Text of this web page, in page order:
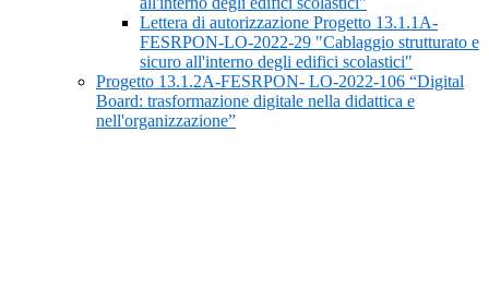
Lettera di autorizzazione Progetto 13.1.1A-
FESRPON-LO-2022-29 "Cablaggio strutturato e
sicuro all'interno degli edifici scolastici"
Progetto 13.1.2A-FESRPON- LO-2022-106 “Digital
Board: trasformazione digitale nella didattica e
nell'organizzazione”